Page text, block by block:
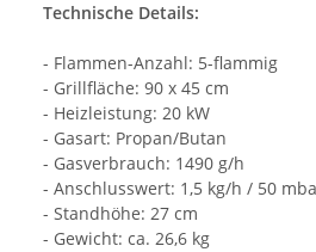
Technische Details:
- Flammen-Anzahl: 5-flammig
- Grillfläche: 90 x 45 cm
- Heizleistung: 20 kW
- Gasart: Propan/Butan
- Gasverbrauch: 1490 g/h
- Anschlusswert: 1,5 kg/h / 50
- Standhöhe: 27 cm
- Gewicht: ca. 26,6 kg